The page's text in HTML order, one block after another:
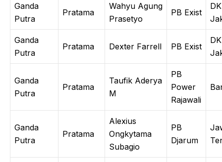
Ganda
Putra
Pratama
Wahyu Agung
Prasetyo
PB Exist
Ganda
Putra
Pratama Dexter Farrell PB Exist
Ganda
Putra
Pratama
Taufik Aderya
M
PB
Power
Rajawali
Ganda
Putra
Pratama
Alexius
Ongkytama
Subagio
PB
Djarum